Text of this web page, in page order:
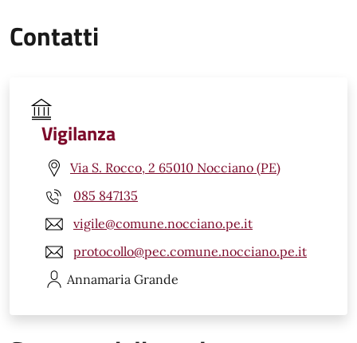
Contatti
Vigilanza
Via S. Rocco, 2 65010 Nocciano (PE)
085 847135
vigile@comune.nocciano.pe.it
protocollo@pec.comune.nocciano.pe.it
Annamaria Grande